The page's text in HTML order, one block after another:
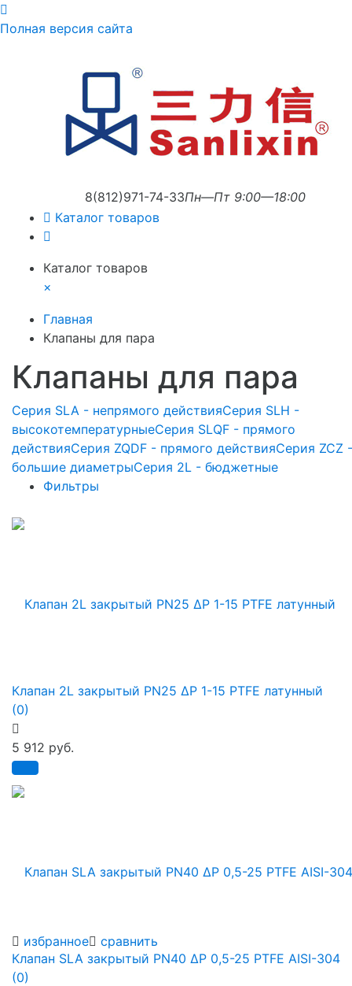
Полная версия сайта
8(812)971-74-33Пн—Пт 9:00—18:00
Каталог товаров
Каталог товаров
×
Главная
Клапаны для пара
Клапаны для пара
Серия SLA - непрямого действияСерия SLH -
высокотемпературныеСерия SLQF - прямого
действияСерия ZQDF - прямого действияСерия ZCZ -
большие диаметрыСерия 2L - бюджетные
Фильтры
избранное сравнить
Клапан 2L закрытый PN25 ∆P 1-15 PTFE латунный
(0)
5 912 руб.
Клапан SLA закрытый PN40 ∆P 0,5-25 PTFE AISI-304
(0)